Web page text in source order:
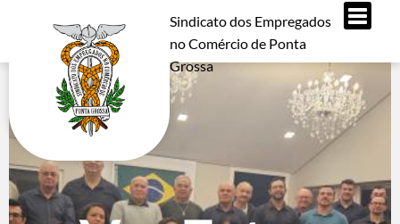
Sindicato dos Empregados
no Comércio de Ponta
Grossa